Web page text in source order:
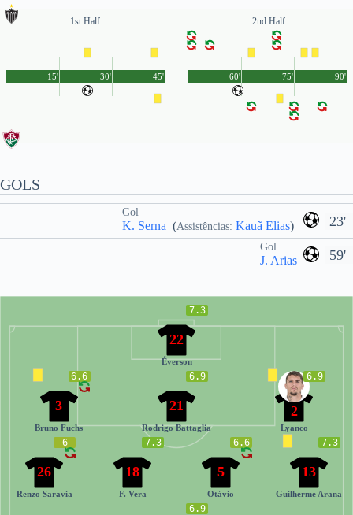
1st Half
45'
15' 30'
2nd Half
90'
60' 75'
GOLS
23'
Gol
K. Serna (Assistências: Kauã Elias)
59'
Gol
J. Arias
7.3
22
Éverson
6.9
2
Lyanco
6.9
21
Rodrigo Battaglia
6.6
3
Bruno Fuchs
7.3
13
Guilherme Arana
6.6
5
Otávio
7.3
18
F. Vera
6
26
Renzo Saravia
6.9